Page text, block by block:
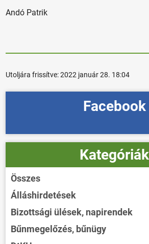
Andó Patrik
Utoljára frissítve:2022 január 28. 18:04
Facebook
Kategóriák
Összes
Álláshirdetések
Bizottsági ülések, napirendek
Bűnmegelőzés, bűnügy